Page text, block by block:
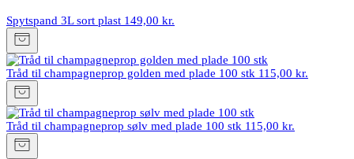
Spytspand 3L sort plast 149,00 kr.
Tråd til champagneprop golden med plade 100 stk 115,00 kr.
Tråd til champagneprop sølv med plade 100 stk 115,00 kr.